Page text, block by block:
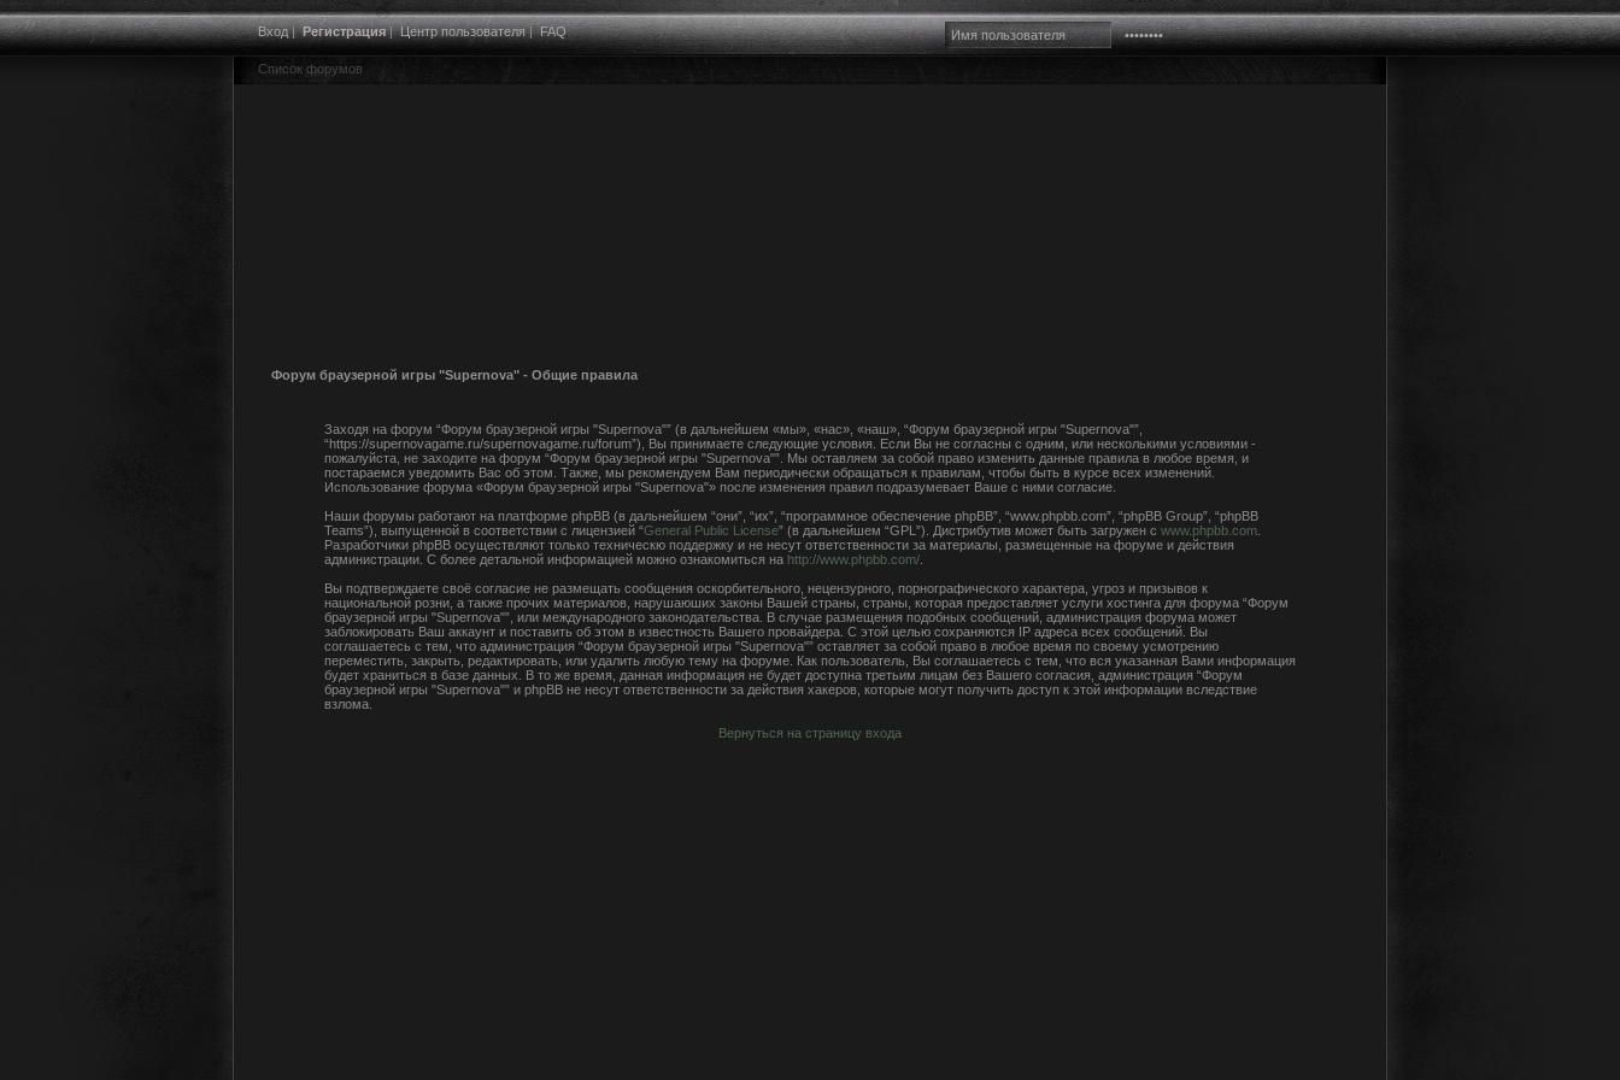
Вход|Регистрация|Центр пользователя|FAQ
Список форумов
Форум браузерной игры "Supernova" - Общие правила
Заходя на форум “Форум браузерной игры "Supernova"” (в дальнейшем «мы», «нас», «наш», “Форум браузерной игры "Supernova"”,
“https://supernovagame.ru/supernovagame.ru/forum”), Вы принимаете следующие условия. Если Вы не согласны с одним, или несколькими условиями -
пожалуйста, не заходите на форум “Форум браузерной игры "Supernova"”. Мы оставляем за собой право изменить данные правила в любое время, и
постараемся уведомить Вас об этом. Также, мы рекомендуем Вам периодически обращаться к правилам, чтобы быть в курсе всех изменений.
Использование форума «Форум браузерной игры "Supernova"» после изменения правил подразумевает Ваше с ними согласие.
Наши форумы работают на платформе phpBB (в дальнейшем “они”, “их”, “программное обеспечение phpBB”, “www.phpbb.com”, “phpBB Group”, “phpBB
Teams”), выпущенной в соответствии с лицензией “General Public License” (в дальнейшем “GPL”). Дистрибутив может быть загружен с www.phpbb.com.
Разработчики phpBB осуществляют только техническю поддержку и не несут ответственности за материалы, размещенные на форуме и действия
администрации. С более детальной информацией можно ознакомиться на http://www.phpbb.com/.
Вы подтверждаете своё согласие не размещать сообщения оскорбительного, нецензурного, порнографического характера, угроз и призывов к
национальной розни, а также прочих материалов, нарушаюших законы Вашей страны, страны, которая предоставляет услуги хостинга для форума “Форум
браузерной игры "Supernova"”, или международного законодательства. В случае размещения подобных сообщений, администрация форума может
заблокировать Ваш аккаунт и поставить об этом в известность Вашего провайдера. С этой целью сохраняются IP адреса всех сообщений. Вы
соглашаетесь с тем, что администрация “Форум браузерной игры "Supernova"” оставляет за собой право в любое время по своему усмотрению
переместить, закрыть, редактировать, или удалить любую тему на форуме. Как пользователь, Вы соглашаетесь с тем, что вся указанная Вами информация
будет храниться в базе данных. В то же время, данная информация не будет доступна третьим лицам без Вашего согласия, администрация “Форум
браузерной игры "Supernova"” и phpBB не несут ответственности за действия хакеров, которые могут получить доступ к этой информации вследствие
взлома.
Вернуться на страницу входа